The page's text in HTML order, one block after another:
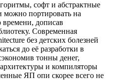
софт и абстрактные
можно портировать на
времени, дописав
Современная
без детских болезней
до её разработки в
тонны денег,
и компиляторы
ЯП опи скорее всего не